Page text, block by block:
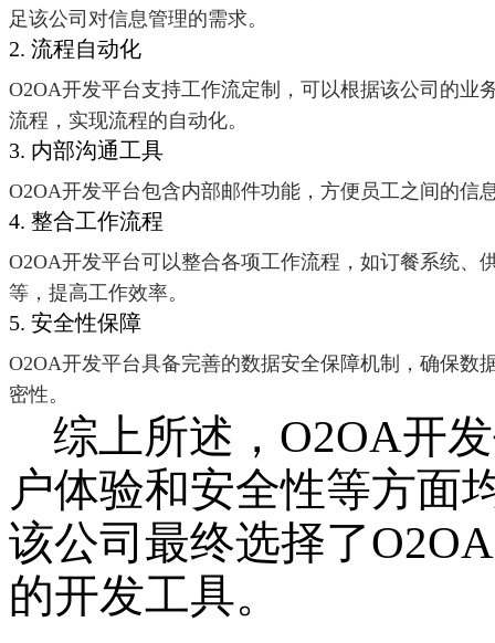
足该公司对信息管理的需求。
2. 流程自动化
O2OA开发平台支持工作流定制，可以根据该公司的业
流程，实现流程的自动化。
3. 内部沟通工具
O2OA开发平台包含内部邮件功能，方便员工之间的信
4. 整合工作流程
O2OA开发平台可以整合各项工作流程，如订餐系统、
等，提高工作效率。
5. 安全性保障
O2OA开发平台具备完善的数据安全保障机制，确保数
密性。
综上所述，O2OA开
户体验和安全性等方面
该公司最终选择了
的开发工具。